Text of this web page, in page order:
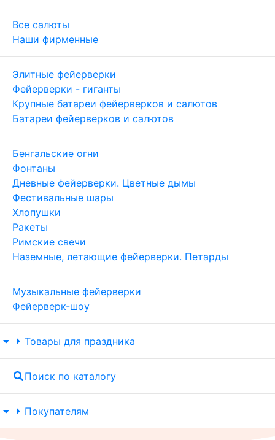
Все салюты
Наши фирменные
Элитные фейерверки
Фейерверки - гиганты
Крупные батареи фейерверков и салютов
Батареи фейерверков и салютов
Бенгальские огни
Фонтаны
Дневные фейерверки. Цветные дымы
Фестивальные шары
Хлопушки
Ракеты
Римские свечи
Наземные, летающие фейерверки. Петарды
Музыкальные фейерверки
Фейерверк-шоу
Товары для праздника
Поиск по каталогу
Покупателям